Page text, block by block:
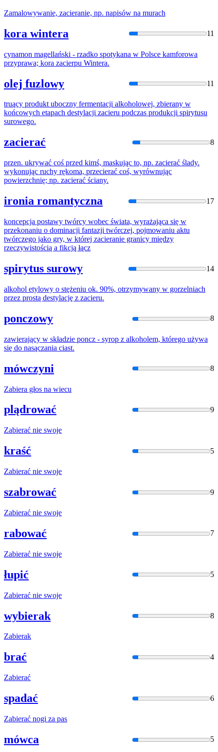
Zamalowywanie, zacieranie, np. napisów na murach
kora wintera 11
cynamon magellański - rzadko spotykana w Polsce kamforowa
przyprawa; kora zacierpu Wintera.
olej fuzlowy 11
truący produkt uboczny fermentacji alkoholowej, zbierany w
końcowych etapach destylacji zacieru podczas produkcji spirytusu
surowego.
zacierać 8
przen. ukrywać coś przed kimś, maskując to, np. zacierać ślady.
wykonując ruchy rękoma, przecierać coś, wyrównując
powierzchnię; np. zacierać ściany.
ironia romantyczna 17
koncepcja postawy twórcy wobec świata, wyrażająca się w
przekonaniu o dominacji fantazji twórczej, pojmowaniu aktu
twórczego jako gry, w której zacieranie granicy między
rzeczywistością a fikcją łącz
spirytus surowy 14
alkohol etylowy o stężeniu ok. 90%, otrzymywany w gorzelniach
przez prostą destylację z zacieru.
ponczowy 8
zawierający w składzie poncz - syrop z alkoholem, którego używa
się do nasączania ciast.
mówczyni 8
Zabiera głos na wiecu
plądrować 9
Zabierać nie swoje
kraść 5
Zabierać nie swoje
szabrować 9
Zabierać nie swoje
rabować 7
Zabierać nie swoje
łupić 5
Zabierać nie swoje
wybierak 8
Zabierak
brać 4
Zabierać
spadać 6
Zabierać nogi za pas
mówca 5